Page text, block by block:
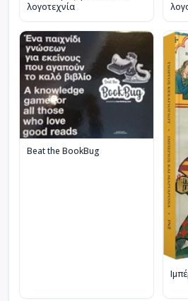
λογοτεχνία
Beat the BookBug